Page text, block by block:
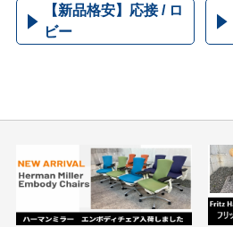
【新品格安】応接 / ロ
ビー